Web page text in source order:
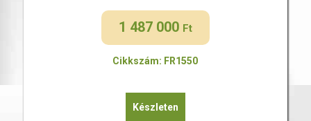
1 487 000 Ft
Cikkszám: FR1550
Készleten